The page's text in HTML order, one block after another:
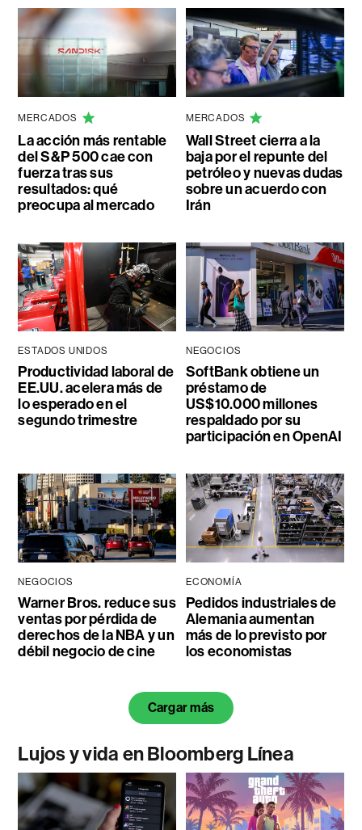
MERCADOS
La acción más rentable
del S&P 500 cae con
fuerza tras sus
resultados: qué
preocupa al mercado
MERCADOS
Wall Street cierra a la
baja por el repunte del
petróleo y nuevas dudas
sobre un acuerdo con
Irán
ESTADOS UNIDOS
Productividad laboral de
EE.UU. acelera más de
lo esperado en el
segundo trimestre
NEGOCIOS
SoftBank obtiene un
préstamo de
US$10.000 millones
respaldado por su
participación en OpenAI
NEGOCIOS
Warner Bros. reduce sus
ventas por pérdida de
derechos de la NBA y un
débil negocio de cine
ECONOMÍA
Pedidos industriales de
Alemania aumentan
más de lo previsto por
los economistas
Cargar más
Lujos y vida en Bloomberg Línea